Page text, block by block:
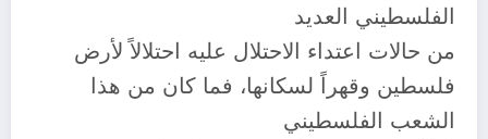
الفلسطيني العديد
من حالات اعتداء الاحتلال عليه احتلالاً لأرض
فلسطين وقهراً لسكانها، فما كان من هذا
الشعب الفلسطيني